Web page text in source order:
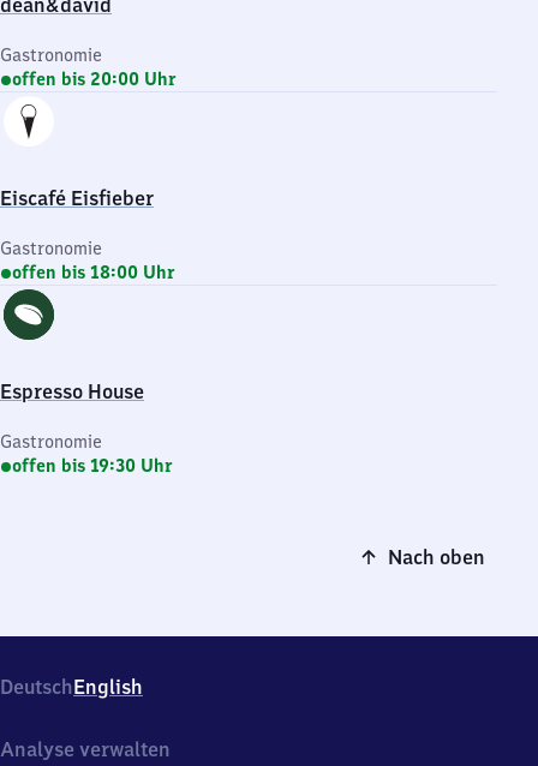
dean&david
Gastronomie
offen bis 20:00 Uhr
Eiscafé Eisfieber
Gastronomie
offen bis 18:00 Uhr
Espresso House
Gastronomie
offen bis 19:30 Uhr
Nach oben
DeutschEnglish
Analyse verwalten